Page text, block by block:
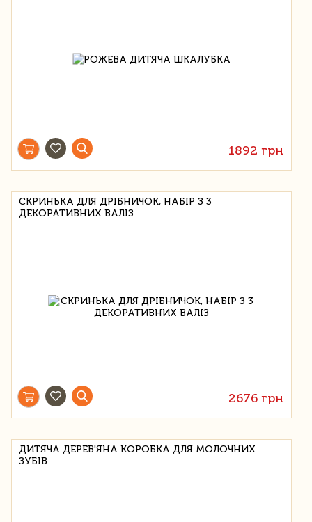
1892 грн
СКРИНЬКА ДЛЯ ДРІБНИЧОК, НАБІР З 3
ДЕКОРАТИВНИХ ВАЛІЗ
2676 грн
ДИТЯЧА ДЕРЕВ'ЯНА КОРОБКА ДЛЯ МОЛОЧНИХ
ЗУБІВ